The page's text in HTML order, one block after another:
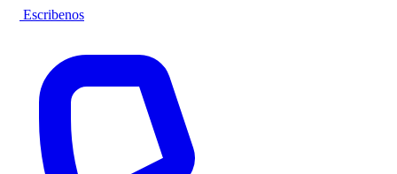
Escribenos